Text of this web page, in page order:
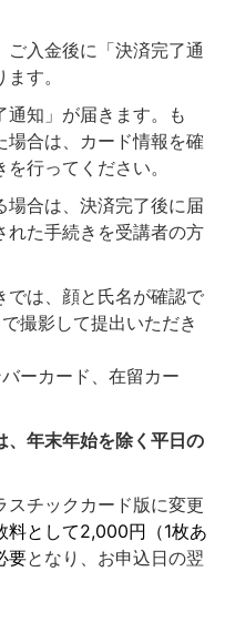
入金後に「決済完了通
す。
知」が届きます。も
場合は、カード情報を確
行ってください。
場合は、決済完了後に届
れた手続きを受講者の方
では、顔と氏名が確認で
撮影して提出いただき
ーカード、在留カー
、年末年始を除く平日の
スチックカード版に変更
料として2,000円（1枚あ
要となり、お申込日の翌